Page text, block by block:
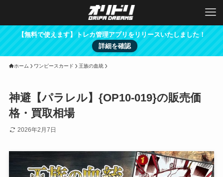
【無料で使えます】トレカ管理アプリをリリースいたしました！
詳細を確認
ホーム ワンピースカード 王族の血統
神避【パラレル】{OP10-019}の販売価
格・買取相場
2026年2月7日